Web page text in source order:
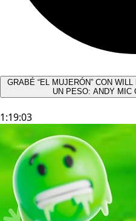
GRABÉ “EL MUJERÓN” CON
UN PESO: ANDY MIC
1:19:03